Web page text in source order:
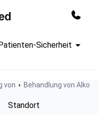
Sicherheit
von Behandlung von
Standort